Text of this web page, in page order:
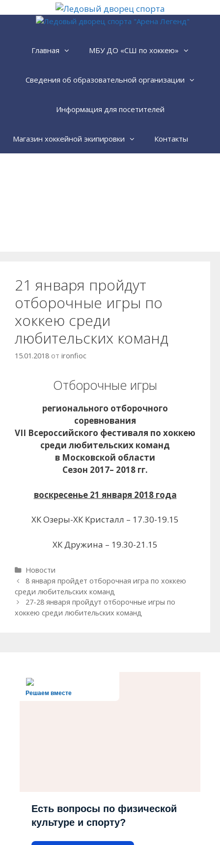
Перейти
Главная МБУ ДО «СШ по хоккею»
Сведения об образовательной организации
Информация для посетителей
Магазин хоккейной экипировки
Контакты
21 января пройдут
отборочные игры по
хоккею среди
любительских команд
15.01.2018 от ironfioc
Отборочные игры
регионального отборочного
соревнования
VII Всероссийского фестиваля по хоккею
среди любительских команд
в Московской области
Сезон 2017– 2018 гг.
воскресенье 21 января 2018 года
ХК Озеры-ХК Кристалл – 17.30-19.15
ХК Дружина – 19.30-21.15
Рубрики
Новости
Навигация
записи
8 января пройдет отборочная игра по хоккею
среди любительских команд
27-28 января пройдут отборочные игры по
хоккею среди любительских команд
Решаем вместе
Есть вопросы по физической
культуре и спорту?